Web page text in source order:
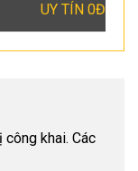
UY TÍN 0Đ
công khai. Các